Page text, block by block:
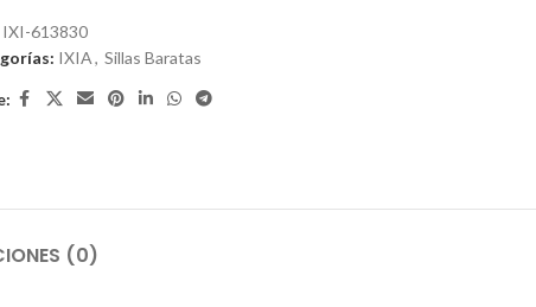
IXI-613830
IXIA, Sillas Baratas
(0)